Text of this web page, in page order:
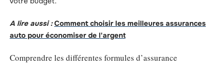
A lire aussi : Comment choisir les meilleures assurances
auto pour économiser de l'argent
Comprendre les différentes formules d’assurance